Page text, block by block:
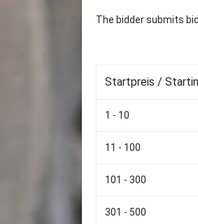
The bidder submits
Startpreis /
1 - 10
11 - 100
101 - 300
301 - 500